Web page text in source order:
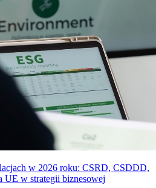
w 2026 roku: CSRD, CSDDD,
w strategii biznesowej